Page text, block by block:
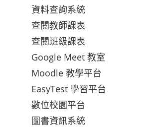
資料查詢系統
查閱教師課表
查閱班級課表
Google Meet 教室
Moodle 教學平台
EasyTest 學習平台
數位校園平台
圖書資訊系統